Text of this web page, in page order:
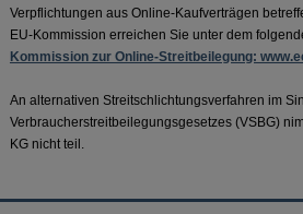
Verpflichtungen aus Online-Kaufverträgen
EU-Kommission erreichen Sie unter dem
Kommission zur Online-Streitbeilegung:
An alternativen Streitschlichtungsverfahren im
Verbraucherstreitbeilegungsgesetzes (VSBG)
KG nicht teil.